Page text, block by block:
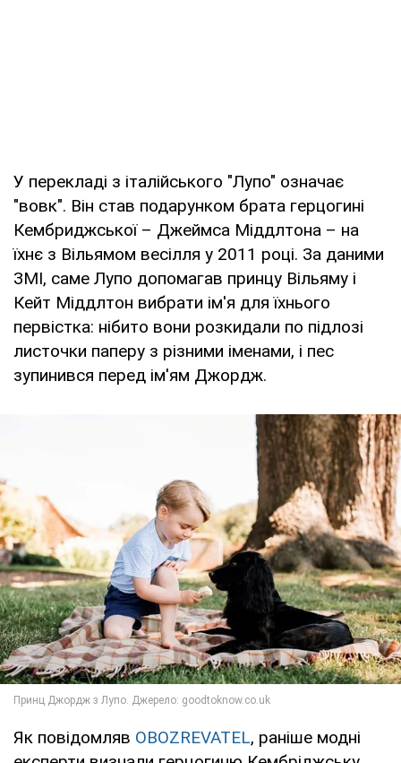
У перекладі з італійського "Лупо" означає
"вовк". Він став подарунком брата герцогині
Кембриджської – Джеймса Міддлтона – на
їхнє з Вільямом весілля у 2011 році. За даними
ЗМІ, саме Лупо допомагав принцу Вільяму і
Кейт Міддлтон вибрати ім'я для їхнього
первістка: нібито вони розкидали по підлозі
листочки паперу з різними іменами, і пес
зупинився перед ім'ям Джордж.
Як повідомляв OBOZREVATEL, раніше модні